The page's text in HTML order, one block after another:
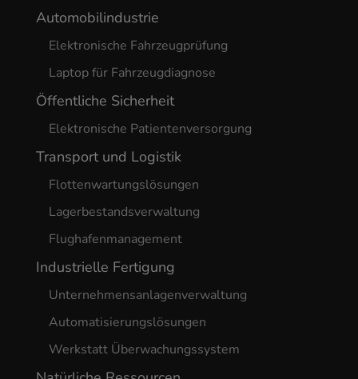
Automobilindustrie
Elektronische Fahrzeugprüfung
Laptop für Fahrzeugdiagnose
Öffentliche Sicherheit
Elektronische Patientenversorgung
Transport und Logistik
Flottenwartungslösungen
Lagerbestandsverwaltung
Flughafenmanagement
Industrielle Fertigung
Unternehmensanlagenverwaltung
Automatisierungslösungen
Werkstatt Überwachungssystem